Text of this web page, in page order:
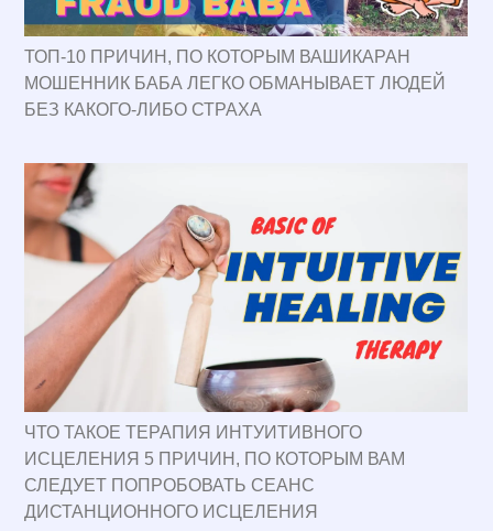
ТОП-10 ПРИЧИН, ПО КОТОРЫМ ВАШИКАРАН
МОШЕННИК БАБА ЛЕГКО ОБМАНЫВАЕТ ЛЮДЕЙ
БЕЗ КАКОГО-ЛИБО СТРАХА
ЧТО ТАКОЕ ТЕРАПИЯ ИНТУИТИВНОГО
ИСЦЕЛЕНИЯ 5 ПРИЧИН, ПО КОТОРЫМ ВАМ
СЛЕДУЕТ ПОПРОБОВАТЬ СЕАНС
ДИСТАНЦИОННОГО ИСЦЕЛЕНИЯ